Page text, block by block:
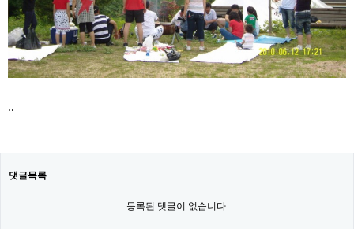
..
댓글목록
등록된 댓글이 없습니다.